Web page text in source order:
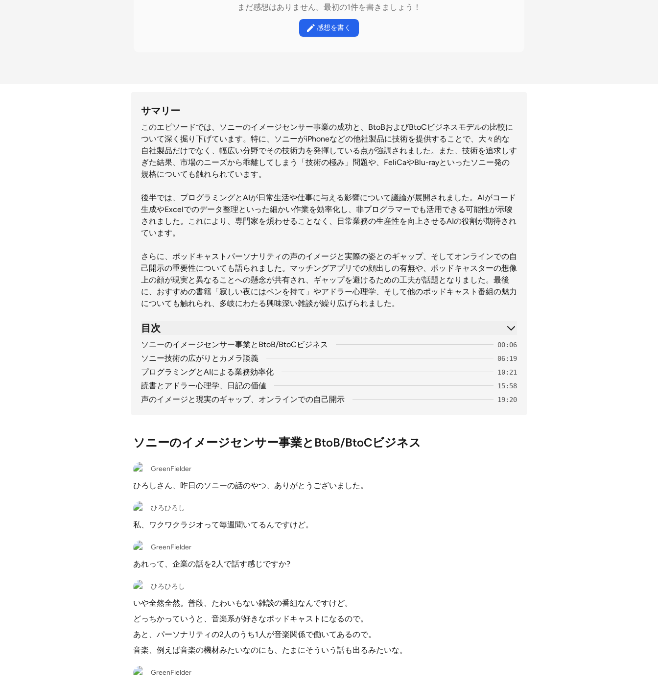
まだ感想はありません。最初の1件を書きましょう！
感想を書く
サマリー
このエピソードでは、ソニーのイメージセンサー事業の成功と、BtoBおよびBtoCビジネスモデルの比較に
ついて深く掘り下げています。特に、ソニーがiPhoneなどの他社製品に技術を提供することで、大々的な
自社製品だけでなく、幅広い分野でその技術力を発揮している点が強調されました。また、技術を追求しす
ぎた結果、市場のニーズから乖離してしまう「技術の極み」問題や、FeliCaやBlu-rayといったソニー発の
規格についても触れられています。
後半では、プログラミングとAIが日常生活や仕事に与える影響について議論が展開されました。AIがコード
生成やExcelでのデータ整理といった細かい作業を効率化し、非プログラマーでも活用できる可能性が示唆
されました。これにより、専門家を煩わせることなく、日常業務の生産性を向上させるAIの役割が期待され
ています。
さらに、ポッドキャストパーソナリティの声のイメージと実際の姿とのギャップ、そしてオンラインでの自
己開示の重要性についても語られました。マッチングアプリでの顔出しの有無や、ポッドキャスターの想像
上の顔が現実と異なることへの懸念が共有され、ギャップを避けるための工夫が話題となりました。最後
に、おすすめの書籍「寂しい夜にはペンを持て」やアドラー心理学、そして他のポッドキャスト番組の魅力
についても触れられ、多岐にわたる興味深い雑談が繰り広げられました。
目次
ソニーのイメージセンサー事業とBtoB/BtoCビジネス 00:06
ソニー技術の広がりとカメラ談義 06:19
プログラミングとAIによる業務効率化 10:21
読書とアドラー心理学、日記の価値 15:58
声のイメージと現実のギャップ、オンラインでの自己開示 19:20
ソニーのイメージセンサー事業とBtoB/BtoCビジネス
GreenFielder
ひろしさん、昨日のソニーの話のやつ、ありがとうございました。
ひろひろし
私、ワクワクラジオって毎週聞いてるんですけど。
GreenFielder
あれって、企業の話を2人で話す感じですか?
ひろひろし
いや全然全然。普段、たわいもない雑談の番組なんですけど。
どっちかっていうと、音楽系が好きなポッドキャストになるので。
あと、パーソナリティの2人のうち1人が音楽関係で働いてあるので。
音楽、例えば音楽の機材みたいなのにも、たまにそういう話も出るみたいな。
GreenFielder